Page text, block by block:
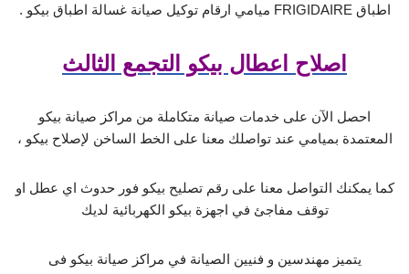
اطباق FRIGIDAIRE ميامي ارقام توكيل صيانة غسالة اطباق بيكو .
اصلاح اعطال بيكو التجمع الثالث
احصل الآن على خدمات صيانة متكاملة من مراكز صيانة بيكو
المعتمدة بميامي عند تواصلك معنا على الخط الساخن لإصلاح بيكو ،
كما يمكنك التواصل معنا على رقم تصليح بيكو فور حدوث اي عطل او
توقف مفاجئ في اجهزة بيكو الكهربائية لديك
يتميز مهندسين و فنيين الصيانة في مراكز صيانة بيكو فى